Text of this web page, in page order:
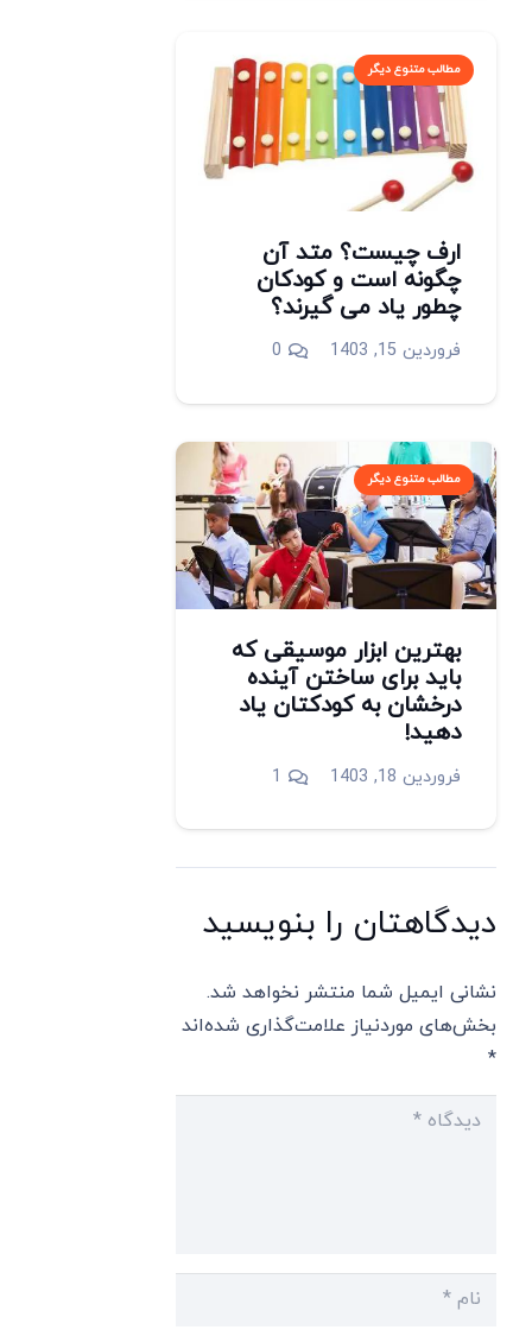
مطالب متنوع دیگر
ارف چیست؟ متد آن
چگونه است و کودکان
چطور یاد می گیرند؟
فروردین 15, 1403 0
مطالب متنوع دیگر
بهترین ابزار موسیقی که
باید برای ساختن آینده
درخشان به کودکتان یاد
دهید!
فروردین 18, 1403 1دیدگاه
دیدگاهتان را بنویسید
نشانی ایمیل شما منتشر نخواهد شد.
بخش‌های موردنیاز علامت‌گذاری شده‌اند
*